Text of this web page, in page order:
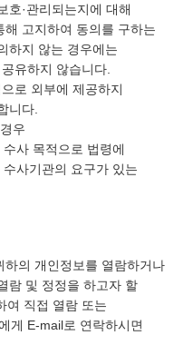
호·관리되는지에 대해
고지하여 동의를 구하는
하지 않는 경우에는
유하지 않습니다.
로 외부에 제공하지
니다.
우
사 목적으로 법령에
사기관의 요구가 있는
의 개인정보를 열람하거나
람 및 정정을 하고자 할
여 직접 열람 또는
게 E-mail로 연락하시면